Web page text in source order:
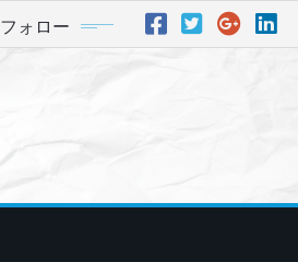
フォロー